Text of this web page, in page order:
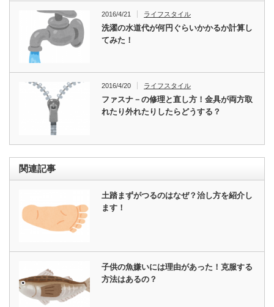
2016/4/21 ライフスタイル
洗濯の水道代が何円ぐらいかかるか計算し
てみた！
2016/4/20 ライフスタイル
ファスナ－の修理と直し方！金具が両方取
れたり外れたりしたらどうする？
関連記事
土踏まずがつるのはなぜ？治し方を紹介し
ます！
子供の魚嫌いには理由があった！克服する
方法はあるの？